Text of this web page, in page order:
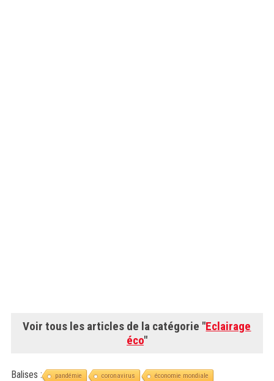
Voir tous les articles de la catégorie "Eclairage
éco"
Balises : pandémie coronavirus
économie mondiale